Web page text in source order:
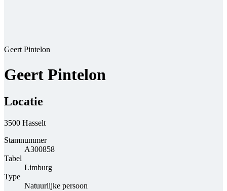
Geert Pintelon
Geert Pintelon
Locatie
3500 Hasselt
Stamnummer
A300858
Tabel
Limburg
Type
Natuurlijke persoon